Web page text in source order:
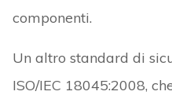
componenti.
Un altro standard di
ISO/IEC 18045:2008,